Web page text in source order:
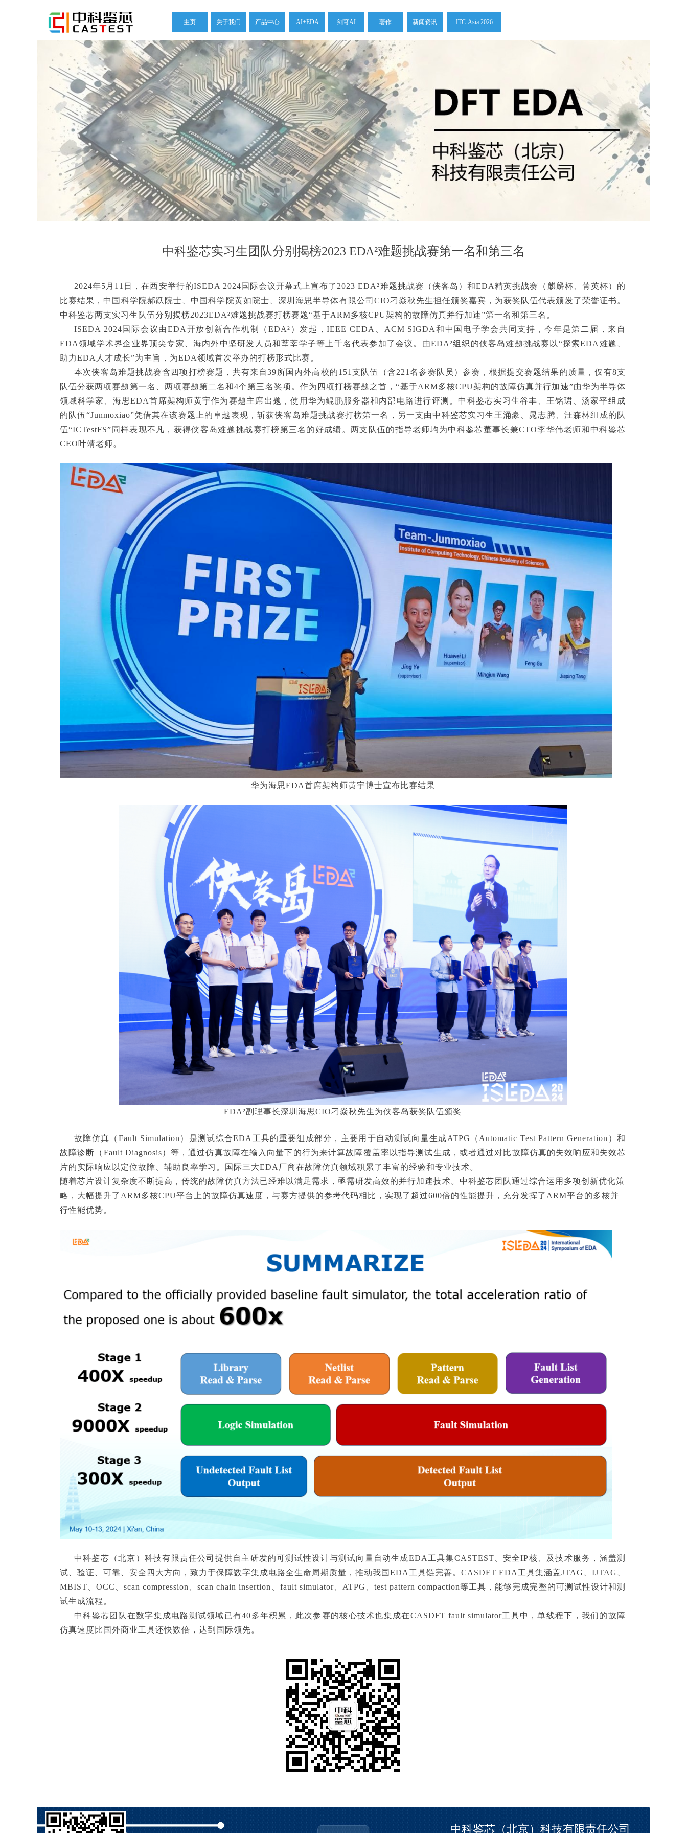
主页 关于我们 产品中心 新闻资讯
著作
AI+EDA 剑穹AI ITC-Asia 2026
中科鉴芯实习生团队分别揭榜2023 EDA²难题挑战赛第一名和第三名
2024年5月11日，在西安举行的ISEDA 2024国际会议开幕式上宣布了2023 EDA²难题挑战赛（侠客岛）和EDA精英挑战赛（麒麟杯、菁英杯）的
比赛结果，中国科学院郝跃院士、中国科学院黄如院士、深圳海思半导体有限公司CIO刁焱秋先生担任颁奖嘉宾，为获奖队伍代表颁发了荣誉证书。
中科鉴芯两支实习生队伍分别揭榜2023EDA²难题挑战赛打榜赛题“基于ARM多核CPU架构的故障仿真并行加速”第一名和第三名。
ISEDA 2024国际会议由EDA开放创新合作机制（EDA²）发起，IEEE CEDA、ACM SIGDA和中国电子学会共同支持，今年是第二届，来自
EDA领域学术界企业界顶尖专家、海内外中坚研发人员和莘莘学子等上千名代表参加了会议。由EDA²组织的侠客岛难题挑战赛以“探索EDA难题、
助力EDA人才成长”为主旨，为EDA领域首次举办的打榜形式比赛。
本次侠客岛难题挑战赛含四项打榜赛题，共有来自39所国内外高校的151支队伍（含221名参赛队员）参赛，根据提交赛题结果的质量，仅有8支
队伍分获两项赛题第一名、两项赛题第二名和4个第三名奖项。作为四项打榜赛题之首，“基于ARM多核CPU架构的故障仿真并行加速”由华为半导体
领域科学家、海思EDA首席架构师黄宇作为赛题主席出题，使用华为鲲鹏服务器和内部电路进行评测。中科鉴芯实习生谷丰、王铭珺、汤家平组成
的队伍“Junmoxiao”凭借其在该赛题上的卓越表现，斩获侠客岛难题挑战赛打榜第一名，另一支由中科鉴芯实习生王涌豪、晁志腾、汪森林组成的队
伍“ICTestFS”同样表现不凡，获得侠客岛难题挑战赛打榜第三名的好成绩。两支队伍的指导老师均为中科鉴芯董事长兼CTO李华伟老师和中科鉴芯
CEO叶靖老师。
华为海思EDA首席架构师黄宇博士宣布比赛结果
EDA²副理事长深圳海思CIO刁焱秋先生为侠客岛获奖队伍颁奖
故障仿真（Fault Simulation）是测试综合EDA工具的重要组成部分，主要用于自动测试向量生成ATPG（Automatic Test Pattern Generation）和
故障诊断（Fault Diagnosis）等，通过仿真故障在输入向量下的行为来计算故障覆盖率以指导测试生成，或者通过对比故障仿真的失效响应和失效芯
片的实际响应以定位故障、辅助良率学习。国际三大EDA厂商在故障仿真领域积累了丰富的经验和专业技术。
随着芯片设计复杂度不断提高，传统的故障仿真方法已经难以满足需求，亟需研发高效的并行加速技术。中科鉴芯团队通过综合运用多项创新优化策
略，大幅提升了ARM多核CPU平台上的故障仿真速度，与赛方提供的参考代码相比，实现了超过600倍的性能提升，充分发挥了ARM平台的多核并
行性能优势。
中科鉴芯（北京）科技有限责任公司提供自主研发的可测试性设计与测试向量自动生成EDA工具集CASTEST、安全IP核、及技术服务，涵盖测
试、验证、可靠、安全四大方向，致力于保障数字集成电路全生命周期质量，推动我国EDA工具链完善。CASDFT EDA工具集涵盖JTAG、IJTAG、
MBIST、OCC、scan compression、scan chain insertion、fault simulator、ATPG、test pattern compaction等工具，能够完成完整的可测试性设计和测
试生成流程。
中科鉴芯团队在数字集成电路测试领域已有40多年积累，此次参赛的核心技术也集成在CASDFT fault simulator工具中，单线程下，我们的故障
仿真速度比国外商业工具还快数倍，达到国际领先。
中科鉴芯（北京）科技有限责任公司